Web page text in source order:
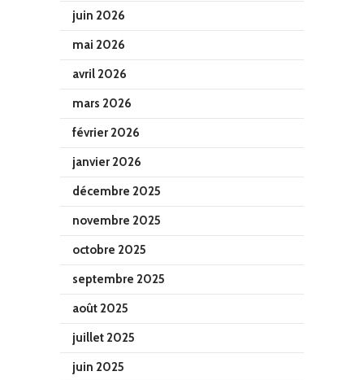
juin 2026
mai 2026
avril 2026
mars 2026
février 2026
janvier 2026
décembre 2025
novembre 2025
octobre 2025
septembre 2025
août 2025
juillet 2025
juin 2025